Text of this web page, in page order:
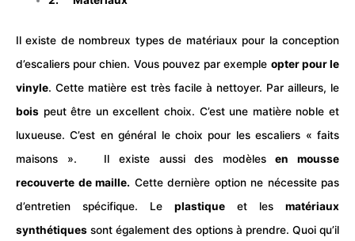
Il existe de nombreux types de matériaux pour la conception
d’escaliers pour chien. Vous pouvez par exemple opter pour le
vinyle. Cette matière est très facile à nettoyer. Par ailleurs, le
bois peut être un excellent choix. C’est une matière noble et
luxueuse. C’est en général le choix pour les escaliers « faits
maisons ». Il existe aussi des modèlesen mousse
recouverte de maille. Cette dernière option ne nécessite pas
d’entretien spécifique. Le plastique et les matériaux
synthétiques sont également des options à prendre. Quoi qu’il